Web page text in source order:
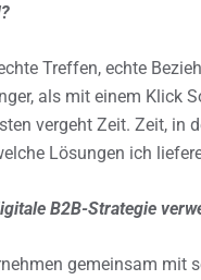
Treffen, echte
als mit einem Klick
vergeht Zeit. Zeit, in
Lösungen ich
B2B-Strategie
gemeinsam mit